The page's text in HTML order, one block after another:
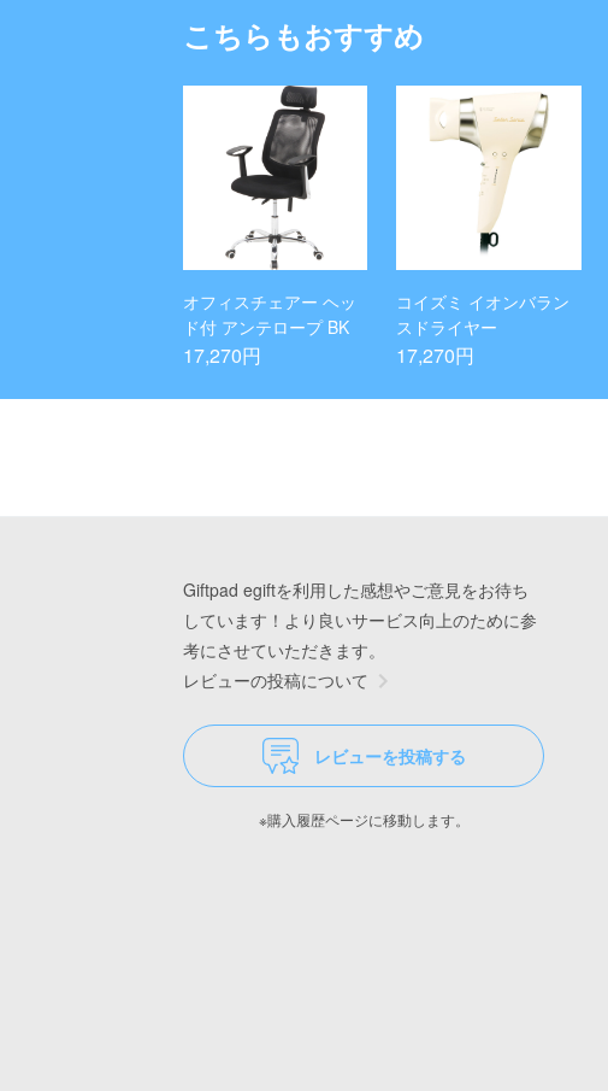
こちらもおすすめ
オフィスチェアー ヘッ
ド付 アンテロープ BK
17,270円
コイズミ イオンバラン
スドライヤー
17,270円
Giftpad egiftを利用した感想やご意見をお待ち
しています！より良いサービス向上のために参
考にさせていただきます。
レビューの投稿について
レビューを投稿する
※購入履歴ページに移動します。